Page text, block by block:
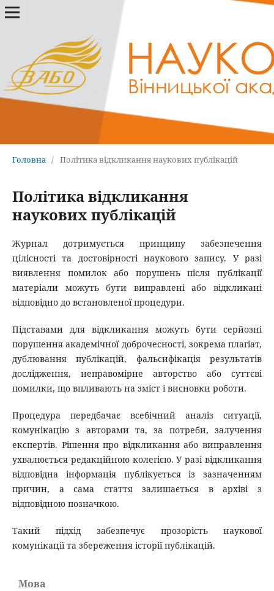
Головна / Політика відкликання наукових публікацій
Політика відкликання
наукових публікацій
Журнал дотримується принципу забезпечення
цілісності та достовірності наукового запису. У разі
виявлення помилок або порушень після публікації
матеріали можуть бути виправлені або відкликані
відповідно до встановленої процедури.
Підставами для відкликання можуть бути серйозні
порушення академічної доброчесності, зокрема плагіат,
дублювання публікацій, фальсифікація результатів
дослідження, неправомірне авторство або суттєві
помилки, що впливають на зміст і висновки роботи.
Процедура передбачає всебічний аналіз ситуації,
комунікацію з авторами та, за потреби, залучення
експертів. Рішення про відкликання або виправлення
ухвалюється редакційною колегією. У разі відкликання
відповідна інформація публікується із зазначенням
причин, а сама стаття залишається в архіві з
відповідною позначкою.
Такий підхід забезпечує прозорість наукової
комунікації та збереження історії публікацій.
Мова